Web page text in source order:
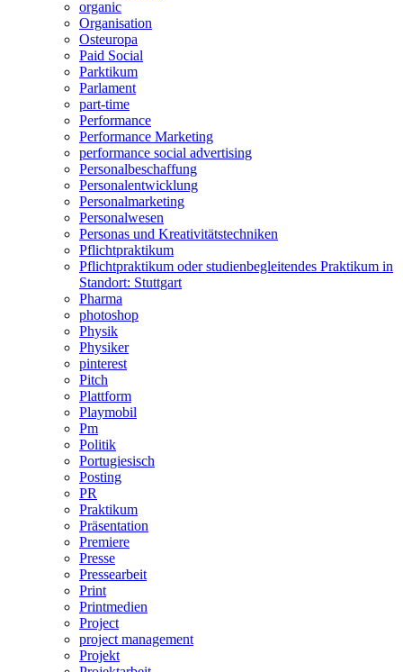
organic
Organisation
Osteuropa
Paid Social
Parktikum
Parlament
part-time
Performance
Performance Marketing
performance social advertising
Personalbeschaffung
Personalentwicklung
Personalmarketing
Personalwesen
Personas und Kreativitätstechniken
Pflichtpraktikum
Pflichtpraktikum oder studienbegleitendes Praktikum in
Standort: Stuttgart
Pharma
photoshop
Physik
Physiker
pinterest
Pitch
Plattform
Playmobil
Pm
Politik
Portugiesisch
Posting
PR
Praktikum
Präsentation
Premiere
Presse
Pressearbeit
Print
Printmedien
Project
project management
Projekt